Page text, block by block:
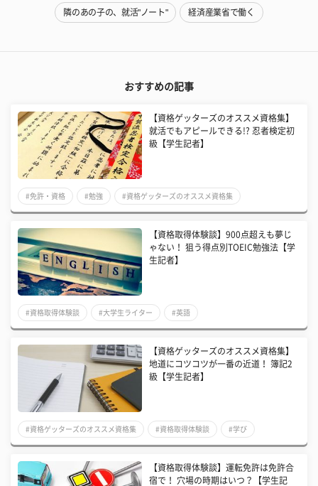
隣のあの子の、就活"ノート" 経済産業省で働く
おすすめの記事
【資格ゲッターズのオススメ資格集】
就活でもアピールできる!? 忍者検定初
級【学生記者】
#免許・資格 #勉強 #資格ゲッターズのオススメ資格集
【資格取得体験談】900点超えも夢じ
ゃない！ 狙う得点別TOEIC勉強法【学
生記者】
#資格取得体験談 #大学生ライター #英語
【資格ゲッターズのオススメ資格集】
地道にコツコツが一番の近道！ 簿記2
級【学生記者】
#資格ゲッターズのオススメ資格集 #資格取得体験談 #学び
【資格取得体験談】運転免許は免許合
宿で！ 穴場の時期はいつ？【学生記